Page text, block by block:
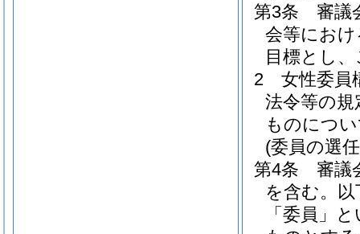
第3条
審議
会等にお
目標とし
2
女性委員
法令等の
ものにつ
(委員の選
第4条
審議
を含む。
「委員」